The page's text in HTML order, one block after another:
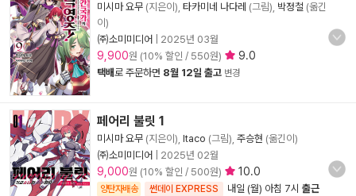
미시마 요무 (지은이), 타카미네 나다레 (그림), 박정철 (옮긴
이)
㈜소미미디어
2025년 03월
9,900원 (10% 할인 / 550원) 9.0
택배로 주문하면 8월 12일 출고 변경
페어리 불릿 1
미시마 요무 (지은이), Itaco (그림), 주승현 (옮긴이)
㈜소미미디어
2025년 02월
9,000원 (10% 할인 / 500원) 10.0
양탄자배송 썬데이 EXPRESS 내일 (월) 아침 7시 출근